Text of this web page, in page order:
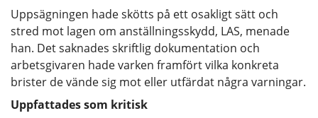
Uppsägningen hade skötts på ett osakligt sätt och
stred mot lagen om anställningsskydd, LAS, menade
han. Det saknades skriftlig dokumentation och
arbetsgivaren hade varken framfört vilka konkreta
brister de vände sig mot eller utfärdat några varningar.
Uppfattades som kritisk